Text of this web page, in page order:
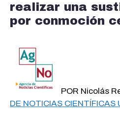
realizar una
por conmoción
POR Nicolás
DE NOTICIAS CIENTÍFICAS